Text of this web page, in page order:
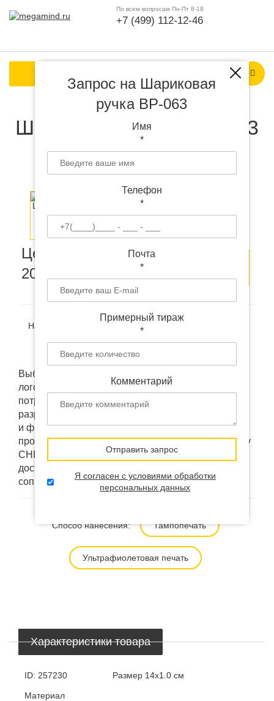
По всем вопросам Пн-Пт 8-18
+7 (499) 112-12-46
Шариковая ручка BP-063
с логотипом
Цена от
20
Наличие: В наличии (на удалённом складе в Китае)
Выбранный товар "Шариковая ручка BP-063 с
логотипом" мы можем изменить под ваши
потребности: брендировать, кастомизировать или
разработать "под ключ". Использовать ваш дизайн
и фирменные коробки напрямую у фабрик
производителей. А так же доставить в любую точку
СНГ "под ключ". Цена уже включает все расходы:
доставку, цена производства, документальное
сопровождение.
Способ нанесения: Тампопечать
Ультрафиолетовая печать
Характеристики товара
ID: 257230 Размер 14х1.0 см
Материал
Запрос на Шариковая
ручка BP-063
Имя
*
Телефон
*
Почта
*
Примерный тираж
*
Комментарий
Отправить запрос
Я согласен с условиями обработки
персональных данных